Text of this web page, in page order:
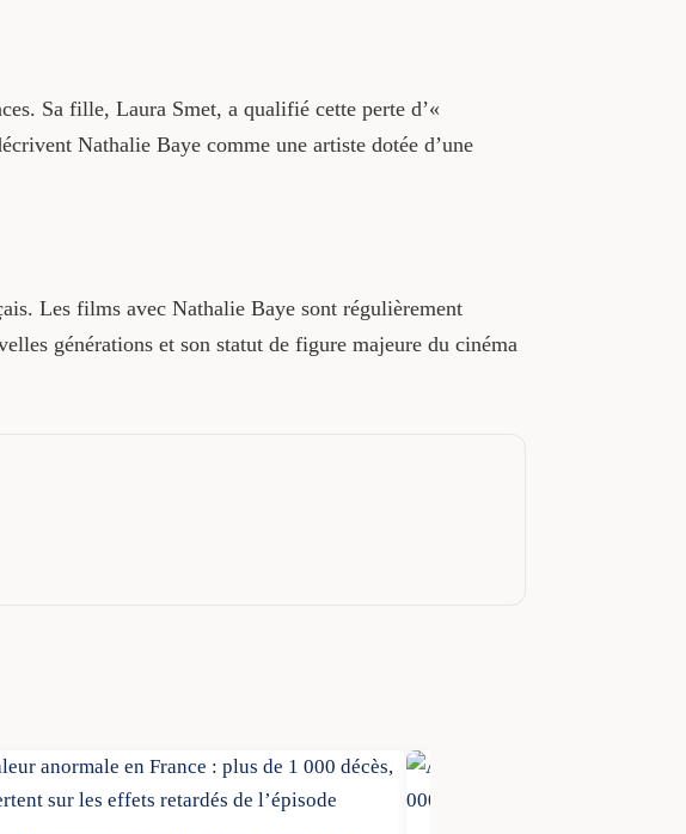
Sa fille, Laura Smet, a qualifié cette perte d’«
Nathalie Baye comme une artiste dotée d’une
Les films avec Nathalie Baye sont régulièrement
générations et son statut de figure majeure du cinéma